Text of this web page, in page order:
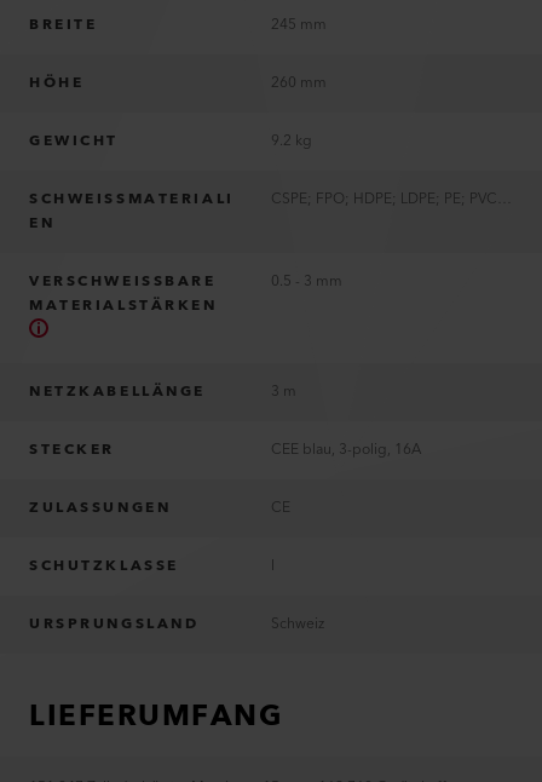
BREITE 245 mm
HÖHE 260 mm
GEWICHT 9.2 kg
SCHWEISSMATERIALI
EN
VERSCHWEISSBARE
MATERIALSTÄRKEN
0.5 - 3 mm
NETZKABELLÄNGE 3 m
STECKER CEE blau, 3-polig, 16A
ZULASSUNGEN CE
SCHUTZKLASSE I
URSPRUNGSLAND Schweiz
LIEFERUMFANG